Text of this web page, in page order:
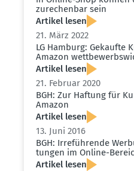
zurechenbar sein
Artikel lesen
21. März 2022
LG Hamburg: Gekaufte
Amazon
Artikel lesen
21. Februar 2020
BGH: Zur Haftung für
Amazon
Artikel lesen
13. Juni 2016
BGH: Irrefüh­rende
tungen im Online-
Artikel lesen